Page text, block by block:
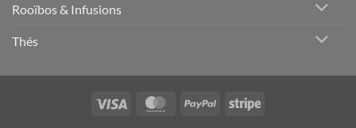
Rooïbos & Infusions
Thés
Visa MasterCardPayPal Stripe